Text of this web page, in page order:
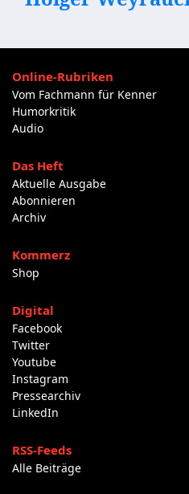
Online-Rubriken
Vom Fachmann für Kenner
Humorkritik
Audio
Das Heft
Aktuelle Ausgabe
Abonnieren
Archiv
Kommerz
Shop
Digital
Facebook
Twitter
Youtube
Instagram
Pressearchiv
LinkedIn
RSS-Feeds
Alle Beiträge